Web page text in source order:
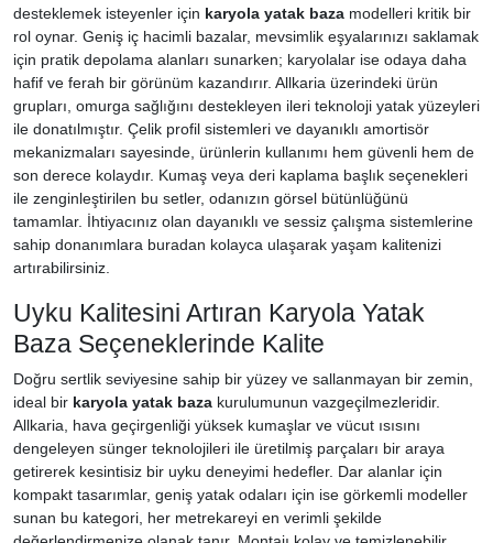
desteklemek isteyenler için karyola yatak baza modelleri kritik bir
rol oynar. Geniş iç hacimli bazalar, mevsimlik eşyalarınızı saklamak
için pratik depolama alanları sunarken; karyolalar ise odaya daha
hafif ve ferah bir görünüm kazandırır. Allkaria üzerindeki ürün
grupları, omurga sağlığını destekleyen ileri teknoloji yatak yüzeyleri
ile donatılmıştır. Çelik profil sistemleri ve dayanıklı amortisör
mekanizmaları sayesinde, ürünlerin kullanımı hem güvenli hem de
son derece kolaydır. Kumaş veya deri kaplama başlık seçenekleri
ile zenginleştirilen bu setler, odanızın görsel bütünlüğünü
tamamlar. İhtiyacınız olan dayanıklı ve sessiz çalışma sistemlerine
sahip donanımlara buradan kolayca ulaşarak yaşam kalitenizi
artırabilirsiniz.
Uyku Kalitesini Artıran Karyola Yatak
Baza Seçeneklerinde Kalite
Doğru sertlik seviyesine sahip bir yüzey ve sallanmayan bir zemin,
ideal bir karyola yatak baza kurulumunun vazgeçilmezleridir.
Allkaria, hava geçirgenliği yüksek kumaşlar ve vücut ısısını
dengeleyen sünger teknolojileri ile üretilmiş parçaları bir araya
getirerek kesintisiz bir uyku deneyimi hedefler. Dar alanlar için
kompakt tasarımlar, geniş yatak odaları için ise görkemli modeller
sunan bu kategori, her metrekareyi en verimli şekilde